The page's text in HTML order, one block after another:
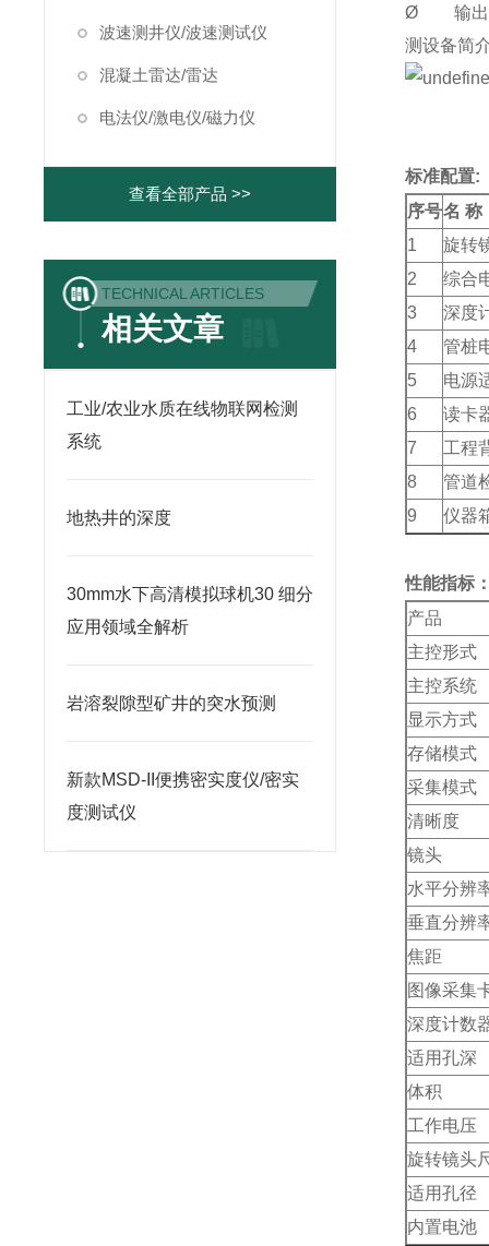
波速测井仪/波速测试仪
混凝土雷达/雷达
电法仪/激电仪/磁力仪
查看全部产品 >>
TECHNICAL ARTICLES
相关文章
工业/农业水质在线物联网检测
系统
地热井的深度
30mm水下高清模拟球机30 细分
应用领域全解析
岩溶裂隙型矿井的突水预测
新款MSD-II便携密实度仪/密实
度测试仪
Ø 输出报
测设备简
标准配置:
序号名称
1
旋转
2
综合
3
深度
4
管桩
5
电源
6
读卡
7
工程
8
管道
9
仪器
性能指标
产品
主控形式
主控系统
显示方式
存储模式
采集模式
清晰度
镜头
水平分辨
垂直分辨
焦距
图像采集
深度计数
适用孔深
体积
工作电压
旋转镜头
适用孔径
内置电池